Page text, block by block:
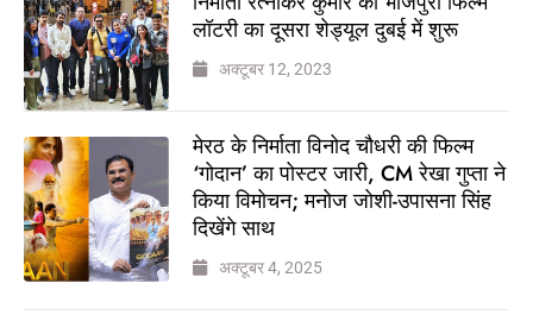
लॉटरी का दूसरा शेड्यूल दुबई में शुरू
अक्टूबर 12, 2023
मेरठ के निर्माता विनोद चौधरी की फिल्म
‘गोदान’ का पोस्टर जारी, CM रेखा गुप्ता ने
किया विमोचन; मनोज जोशी-उपासना सिंह
दिखेंगे साथ
अक्टूबर 4, 2025